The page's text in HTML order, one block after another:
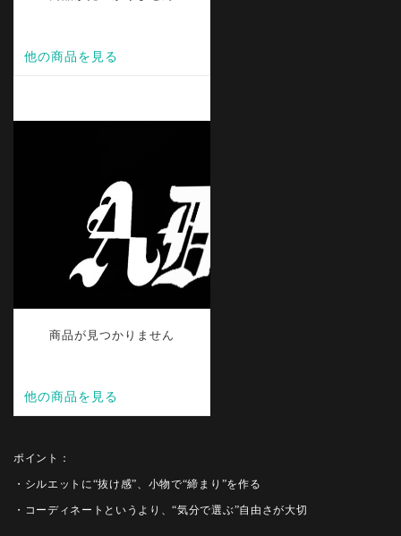
ポイント：
・シルエットに“抜け感”、小物で“締まり”を作る
・コーディネートというより、“気分で選ぶ”自由さが大切